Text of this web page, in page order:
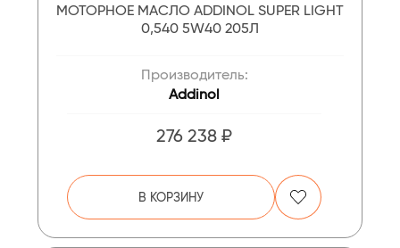
МОТОРНОЕ МАСЛО ADDINOL SUPER LIGHT
0,540 5W40 205Л
Производитель:
Addinol
276 238 ₽
В КОРЗИНУ